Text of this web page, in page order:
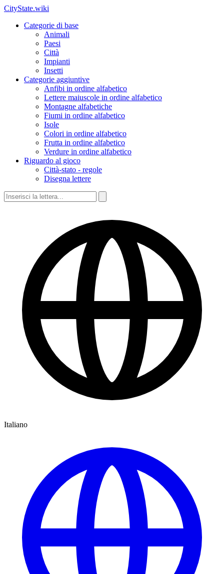
CityState.wiki
Categorie di base
Animali
Paesi
Città
Impianti
Insetti
Categorie aggiuntive
Anfibi in ordine alfabetico
Lettere maiuscole in ordine alfabetico
Montagne alfabetiche
Fiumi in ordine alfabetico
Isole
Colori in ordine alfabetico
Frutta in ordine alfabetico
Verdure in ordine alfabetico
Riguardo al gioco
Città-stato - regole
Disegna lettere
Italiano